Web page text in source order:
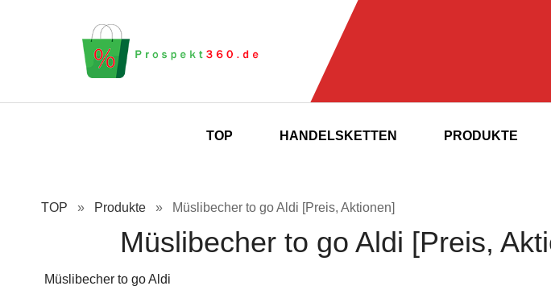
TOP HANDELSKETTEN PRODUKTE
TOP » Produkte » Müslibecher to go Aldi [Preis, Aktionen]
Müslibecher to go Aldi [Preis,
Müslibecher to go Aldi